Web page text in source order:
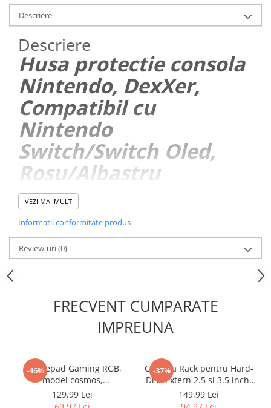
Descriere
Descriere
Husa protectie consola
Nintendo, DexXer,
Compatibil cu
Nintendo
Switch/Switch Oled,
Rosu/Albastru
VEZI MAI MULT
Informatii conformitate produs
Review-uri(0)
FRECVENT CUMPARATE
IMPREUNA
-46%
Mousepad Gaming RGB,
model cosmos,
800x300x3mm, Iluminare
RGB, 14 moduri de
129,99 Lei
-37%
Carcasa Rack pentru Hard-
Disk Extern 2.5 si 3.5 inch,
Renew Force, USB 3.0,
SATA, Design Tool-free,
149,99 Lei